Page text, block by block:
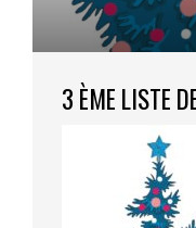
3 ÈME LISTE